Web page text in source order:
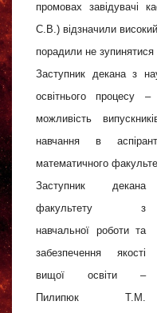
промовах завідувачі
С.В.) відзначили
порадили не
Заступник декана з
освітнього процесу
можливість
навчання в
математичного
Заступник декана
факультету з
навчальної роботи та
забезпечення якості
вищої освіти –
Пилипюк Т.М.